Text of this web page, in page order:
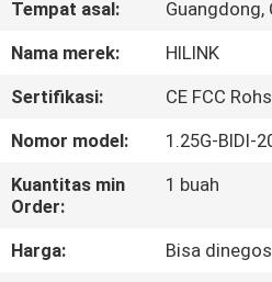
TENTANG
KAMI
TUR
PABRIK
KONTROL
KUALITAS
Tempat asal:
Guangdong,
Nama merek:
HILINK
Sertifikasi:
CE FCC Rohs
Nomor model:
1.25G-BIDI-
Kuantitas min
Order:
1 buah
Harga:
Bisa